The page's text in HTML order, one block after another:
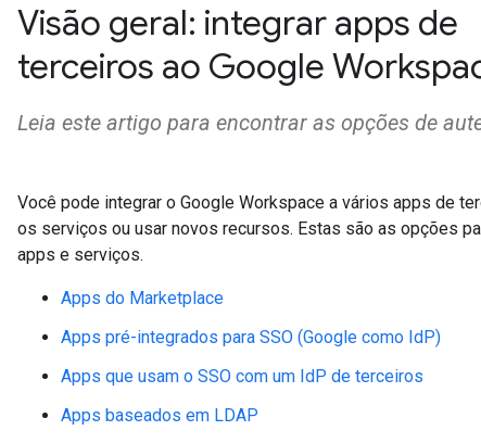
Visão geral: integrar apps de
terceiros ao Google
Leia este artigo para encontrar as opções de
Você pode integrar o Google Workspace a vários apps de
os serviços ou usar novos recursos. Estas são as opções
apps e serviços.
Apps do Marketplace
Apps pré-integrados para SSO (Google como IdP)
Apps que usam o SSO com um IdP de terceiros
Apps baseados em LDAP